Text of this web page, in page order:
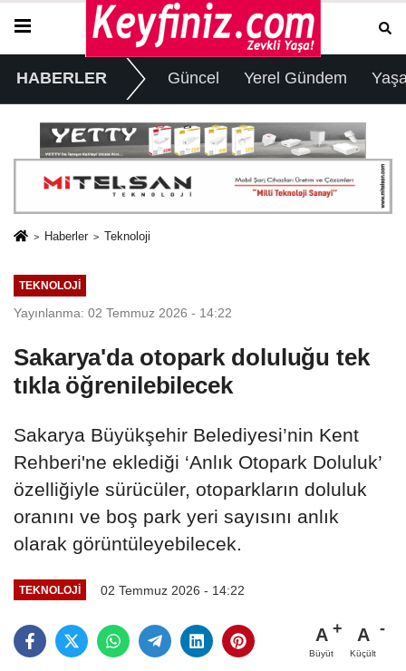
HABERLER Güncel Yerel Gündem
Haberler Teknoloji
TEKNOLOJI
Yayınlanma: 02 Temmuz 2026 - 14:22
Sakarya'da otopark doluluğu tek
tıkla öğrenilebilecek
Sakarya Büyükşehir Belediyesi’nin Kent
Rehberi'ne eklediği ‘Anlık Otopark Doluluk’
özelliğiyle sürücüler, otoparkların doluluk
oranını ve boş park yeri sayısını anlık
olarak görüntüleyebilecek.
TEKNOLOJI 02 Temmuz 2026 - 14:22
A
Büyüt
A
Küçült